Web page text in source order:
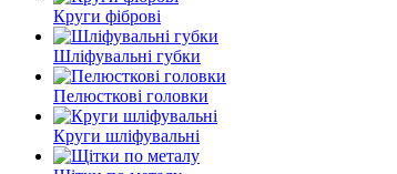
Круги фіброві
Шліфувальні губки
Пелюсткові головки
Круги шліфувальні